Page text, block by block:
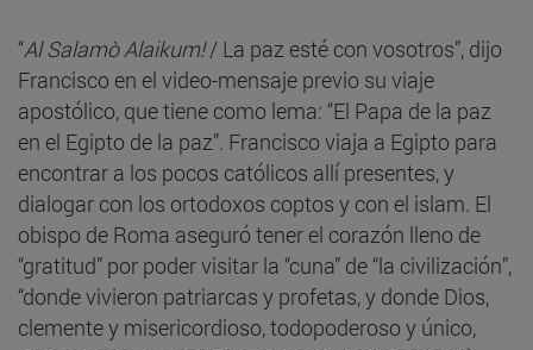
“Al Salamò Alaikum!/ La paz esté con vosotros”, dijo
Francisco en el video-mensaje previo su viaje
apostólico, que tiene como lema: “El Papa de la paz
en el Egipto de la paz”. Francisco viaja a Egipto para
encontrar a los pocos católicos allí presentes, y
dialogar con los ortodoxos coptos y con el islam. El
obispo de Roma aseguró tener el corazón lleno de
“gratitud” por poder visitar la “cuna” de “la civilización”,
“donde vivieron patriarcas y profetas, y donde Dios,
clemente y misericordioso, todopoderoso y único,